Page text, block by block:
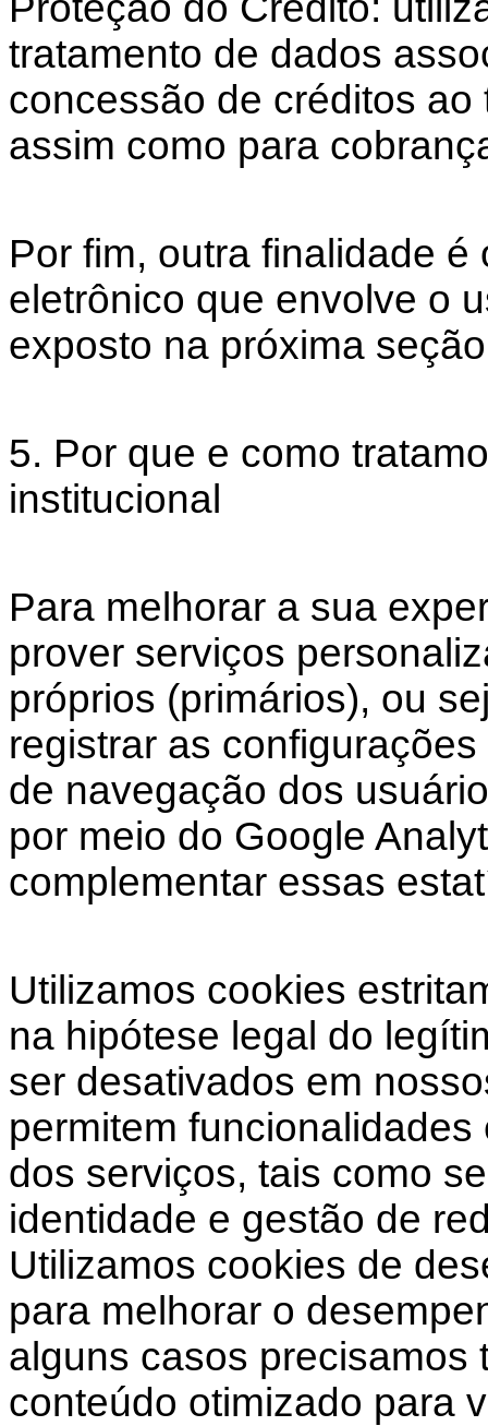
tratamento de dados
concessão de créditos
assim como para
Por fim, outra finalidade
eletrônico que envolve o
exposto na próxima
5. Por que e como
institucional
Para melhorar a sua
prover serviços
próprios (primários), ou
registrar as
de navegação dos
por meio do Google
complementar essas
Utilizamos cookies
na hipótese legal do
ser desativados em
permitem
dos serviços, tais como
identidade e gestão de
Utilizamos cookies de
para melhorar o
alguns casos precisamos
conteúdo otimizado para